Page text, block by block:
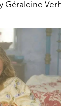
Géraldine